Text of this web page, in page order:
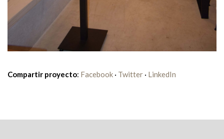
Compartir proyecto: Facebook · Twitter · LinkedIn